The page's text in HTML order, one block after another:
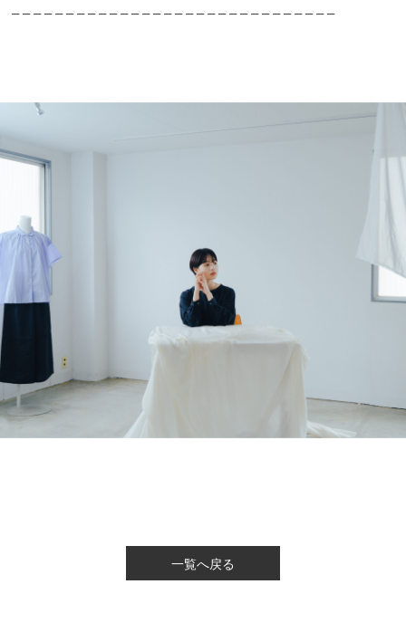
– – – – – – – – – – – – – – – – – – – – – – – – – – – – – –
一覧へ戻る